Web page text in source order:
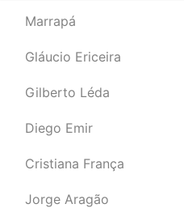
Marrapá
Gláucio Ericeira
Gilberto Léda
Diego Emir
Cristiana França
Jorge Aragão